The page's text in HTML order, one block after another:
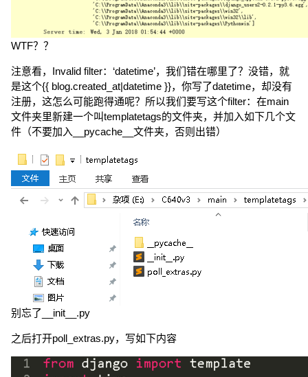
WTF？？
注意看，Invalid filter：‘datetime’，我们错在哪里了？没错，就
是这个{{ blog.created_at|datetime }}，你写了datetime，却没有
注册，这怎么可能跑得通呢？所以我们要写这个filter：在main
文件夹里新建一个叫templatetags的文件夹，并加入如下几个文
件（不要加入__pycache__文件夹，否则出错）
别忘了__init__.py
之后打开poll_extras.py，写如下内容